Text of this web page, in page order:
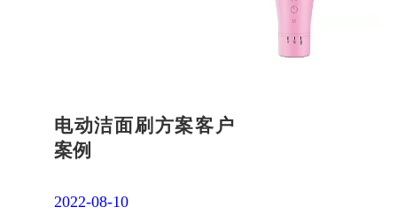
电动洁面刷方案客户
案例
2022-08-10